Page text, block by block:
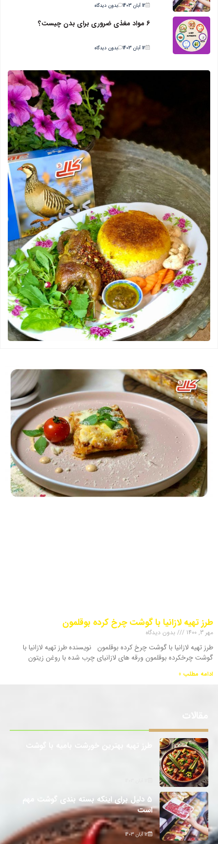
12 آبان 1403 بدون دیدگاه
6 مواد مغذی ضروری برای بدن چیست؟
12 آبان 1403 بدون دیدگاه
طرز تهیه لازانیا با گوشت چرخ کرده بوقلمون
مهر 3, 1400 بدون دیدگاه
طرز تهیه لازانیا با گوشت چرخ کرده بوقلمون نویسنده طرز تهیه لازانیا با
گوشت چرخکرده بوقلمون ورقه های لازانیای چرب شده با روغن زیتون
ادامه مطلب »
5 دلیل برای اینکه بسته بندی گوشت مهم
است
12 آبان 1403